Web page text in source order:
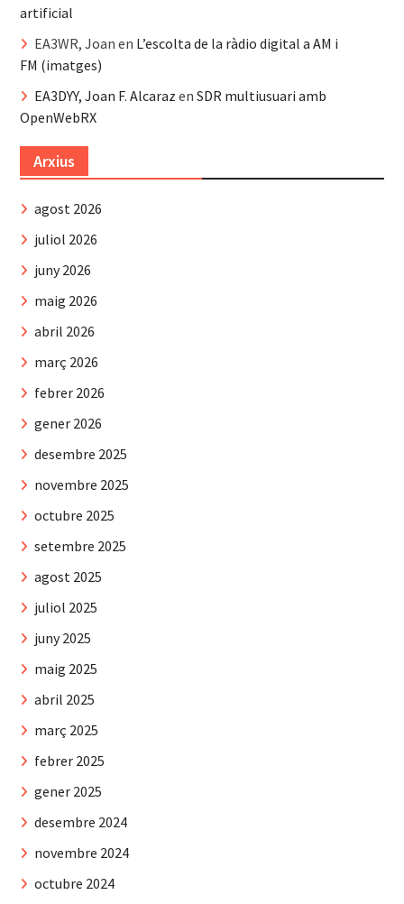
artificial
EA3WR, Joan en L’escolta de la ràdio digital a AM i
FM (imatges)
EA3DYY, Joan F. Alcaraz en SDR multiusuari amb
OpenWebRX
Arxius
agost 2026
juliol 2026
juny 2026
maig 2026
abril 2026
març 2026
febrer 2026
gener 2026
desembre 2025
novembre 2025
octubre 2025
setembre 2025
agost 2025
juliol 2025
juny 2025
maig 2025
abril 2025
març 2025
febrer 2025
gener 2025
desembre 2024
novembre 2024
octubre 2024